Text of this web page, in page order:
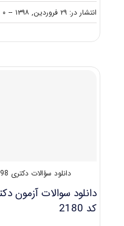
انتشار در: ۲۹ فروردین, ۱۳۹۸ -- ۰ دیدگاه
دانلود سؤالات دکتری 98
کد 2180